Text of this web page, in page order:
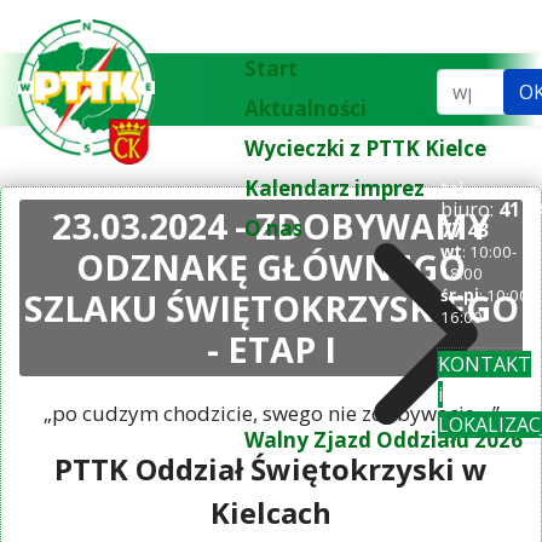
Start
Aktualności
Wycieczki z PTTK Kielce
Kalendarz imprez
O nas
Walny Zjazd Oddziału 2026
Szukaj...
tel.
biuro: 41
77 43
wt: 10:00-
18:00
śr-pi: 10:00-
16:00
KONTAKT
i
23.03.2024 - ZDOBYWAMY
ODZNAKĘ GŁÓWNEGO
SZLAKU ŚWIĘTOKRZYSKIEGO
- ETAP I
„po cudzym chodzicie, swego nie zdobywacie…”
PTTK Oddział Świętokrzyski w
Kielcach